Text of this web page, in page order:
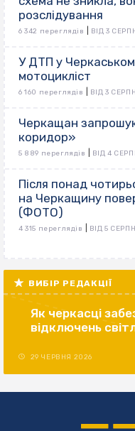
розслідування
6 342 переглядів ВІД 3
У ДТП у
мотоцикліст
6 160 переглядів ВІД 3
Черкащан
коридор»
5 889 переглядів ВІД 4
Після понад
на Черкащину
(ФОТО)
4 315 переглядів ВІД 5
ВИБІР РЕДАКЦІЇ
Як черкасці
відключень
29 ЧЕРВНЯ 2026